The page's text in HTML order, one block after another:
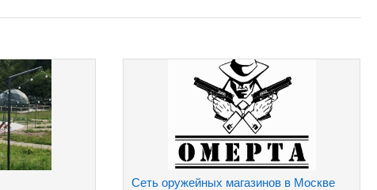
Сеть оружейных магазинов в Москве